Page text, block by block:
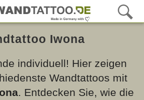
Iwona
individuell! Hier zeigen
Wandtattoos mit
. Entdecken Sie, wie die